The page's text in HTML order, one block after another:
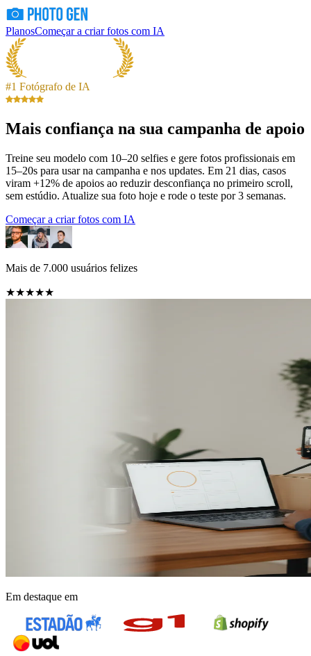
PlanosComeçar a criar fotos com IA
#1 Fotógrafo de IA
Mais confiança na sua campanha de apoio
Treine seu modelo com 10–20 selfies e gere fotos profissionais em
15–20s para usar na campanha e nos updates. Em 21 dias, casos
viram +12% de apoios ao reduzir desconfiança no primeiro scroll,
sem estúdio. Atualize sua foto hoje e rode o teste por 3 semanas.
Começar a criar fotos com IA
Mais de 7.000 usuários felizes
★★★★★
Em destaque em